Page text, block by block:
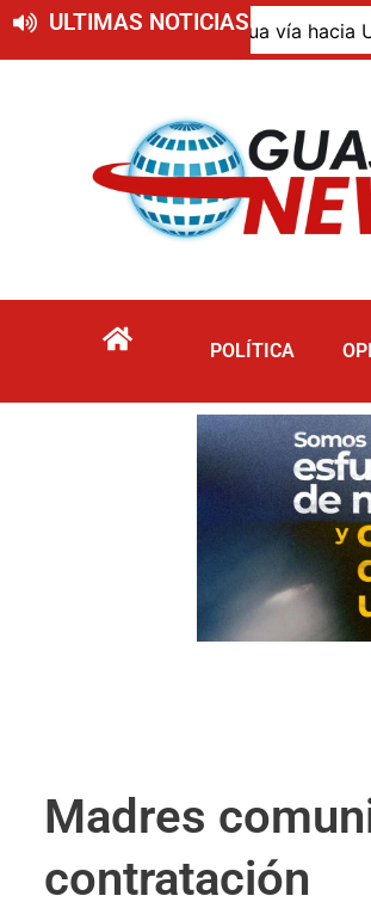
ULTIMAS NOTICIAS
vía hacia Uribia, zona rural de
POLÍTICA
Madres
contratación